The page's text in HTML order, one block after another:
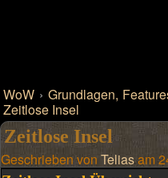
WoW › Grundlagen,
Zeitlose Insel
Zeitlose Insel
Geschrieben von Teliasam